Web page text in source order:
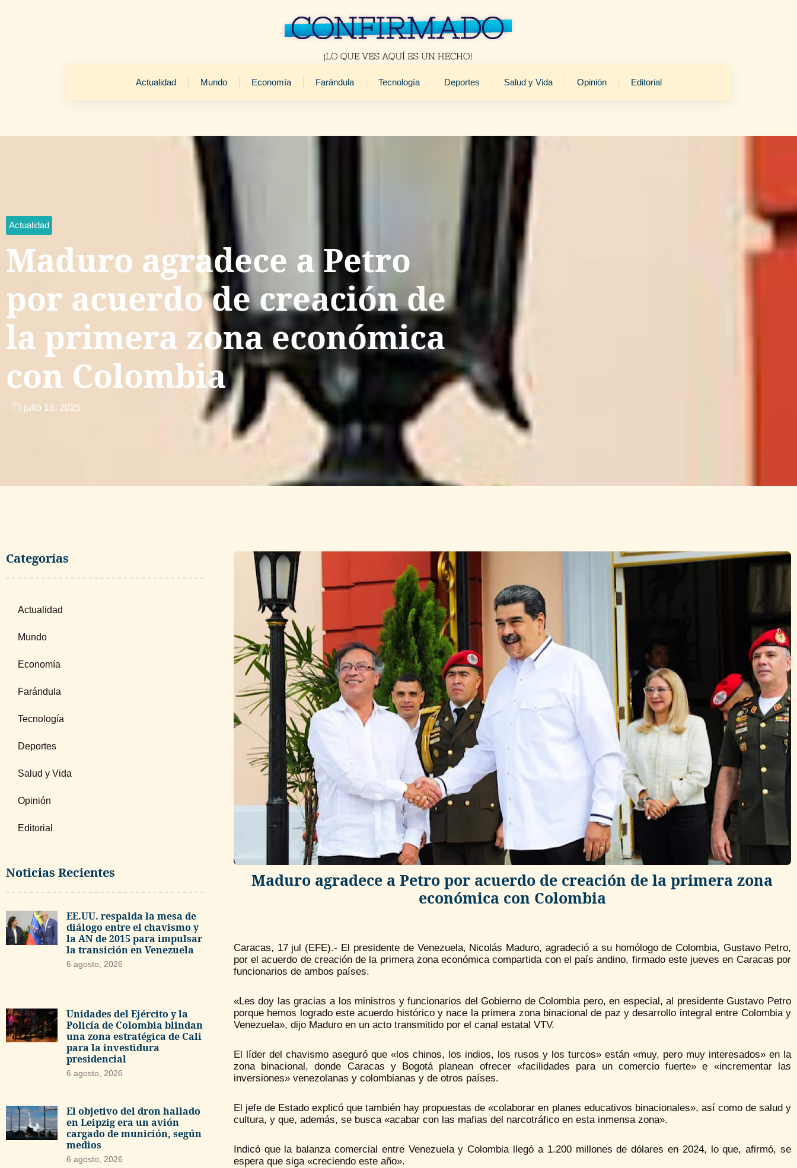
Actualidad Mundo Economía Farándula Tecnología Deportes Salud y Vida Opinión Editorial
Actualidad
Maduro agradece a Petro
por acuerdo de creación de
la primera zona económica
con Colombia
julio 18, 2025
Categorías
Actualidad
Mundo
Economía
Farándula
Tecnología
Deportes
Salud y Vida
Opinión
Editorial
Noticias Recientes
EE.UU. respalda la mesa de
diálogo entre el chavismo y
la AN de 2015 para impulsar
la transición en Venezuela
6 agosto, 2026
Unidades del Ejército y la
Policía de Colombia blindan
una zona estratégica de Cali
para la investidura
presidencial
6 agosto, 2026
El objetivo del dron hallado
en Leipzig era un avión
cargado de munición, según
medios
6 agosto, 2026
Maduro agradece a Petro por acuerdo de creación de la primera zona
económica con Colombia
Caracas, 17 jul (EFE).- El presidente de Venezuela, Nicolás Maduro, agradeció a su homólogo de Colombia, Gustavo Petro,
por el acuerdo de creación de la primera zona económica compartida con el país andino, firmado este jueves en Caracas por
funcionarios de ambos países.
«Les doy las gracias a los ministros y funcionarios del Gobierno de Colombia pero, en especial, al presidente Gustavo Petro
porque hemos logrado este acuerdo histórico y nace la primera zona binacional de paz y desarrollo integral entre Colombia y
Venezuela», dijo Maduro en un acto transmitido por el canal estatal VTV.
El líder del chavismo aseguró que «los chinos, los indios, los rusos y los turcos» están «muy, pero muy interesados» en la
zona binacional, donde Caracas y Bogotá planean ofrecer «facilidades para un comercio fuerte» e «incrementar las
inversiones» venezolanas y colombianas y de otros países.
El jefe de Estado explicó que también hay propuestas de «colaborar en planes educativos binacionales», así como de salud y
cultura, y que, además, se busca «acabar con las mafias del narcotráfico en esta inmensa zona».
Indicó que la balanza comercial entre Venezuela y Colombia llegó a 1.200 millones de dólares en 2024, lo que, afirmó, se
espera que siga «creciendo este año».